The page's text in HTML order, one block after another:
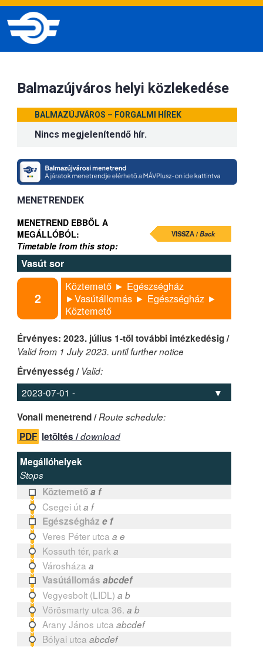
Balmazújváros helyi közlekedése
BALMAZÚJVÁROS – FORGALMI HÍREK
Nincs megjelenítendő hír.
MENETRENDEK
MENETREND EBBŐL A
MEGÁLLÓBÓL:
Timetable from this stop:
VISSZA /Back
Vasút sor
2
Köztemető ► Egészségház
►Vasútállomás ► Egészségház ►
Köztemető
Érvényes: 2023. július 1-től további intézkedésig /
Valid from 1 July 2023. until further notice
Érvényesség / Valid:
Vonali menetrend /Route schedule:
PDF letöltés /download
Megállóhelyek
Stops
Köztemetőa f
Csegei úta f
Egészségház e f
Veres Péter utca a e
Kossuth tér, parka
Városháza a
Vasútállomás abcdef
Vegyesbolt (LIDL) a b
Vörösmarty utca 36. a b
Arany János utca abcdef
Bólyai utca abcdef